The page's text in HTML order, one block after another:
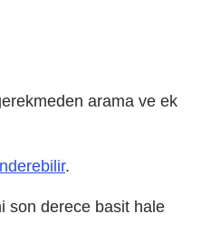
arama ve ek
.
son derece basit hale